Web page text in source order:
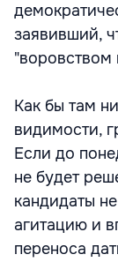
заявивший,
"воровством
Как бы там
видимости,
Если до
не будет
кандидаты
агитацию и
переноса